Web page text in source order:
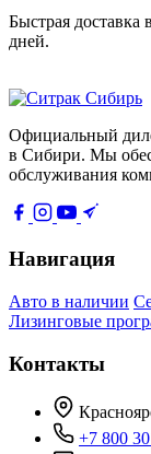
Быстрая
дней.
Официальный
в Сибири. Мы
обслуживания
Навигация
Авто в наличии
Лизинговые
Контакты
+7 800